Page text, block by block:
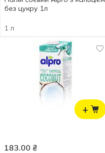
без цукру 1л
1 л
+
183.00 ₴